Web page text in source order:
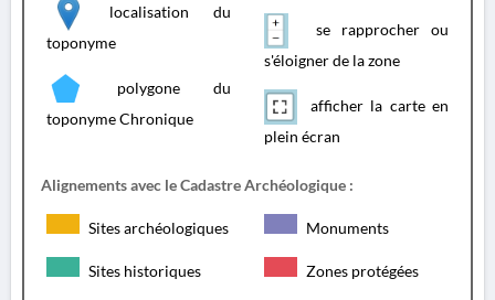
localisation du
toponyme
polygone du
toponyme Chronique
se rapprocher ou
s'éloigner de la zone
afficher la carte en
plein écran
Alignements avec le Cadastre Archéologique :
Sites archéologiques Monuments
Sites historiques Zones protégées